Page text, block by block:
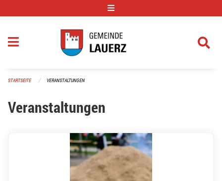
STARTSEITE VERANSTALTUNGEN
Veranstaltungen